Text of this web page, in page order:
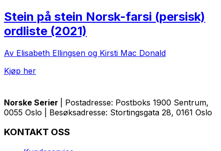
Stein på stein Norsk-farsi (persisk)
ordliste (2021)
Av Elisabeth Ellingsen og Kirsti Mac Donald
Kjøp her
Norske Serier
| Postadresse: Postboks 1900 Sentrum,
0055 Oslo | Besøksadresse: Stortingsgata 28, 0161 Oslo
KONTAKT OSS